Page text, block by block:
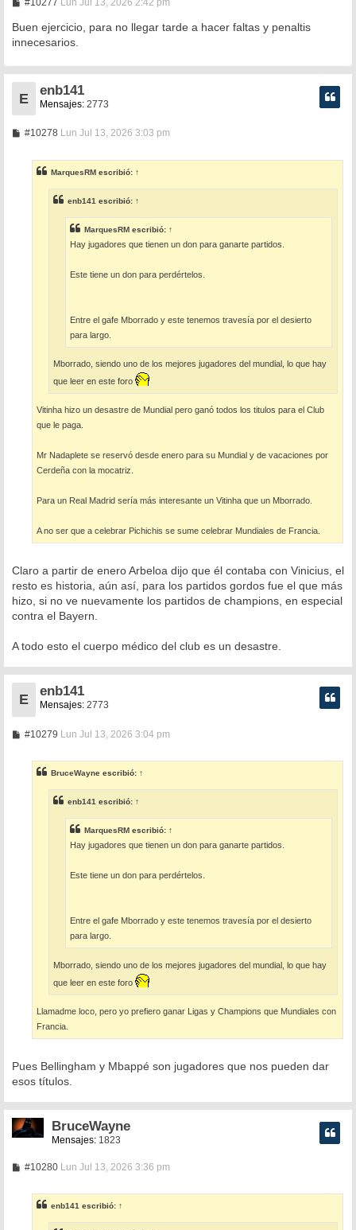
n
s
a
e
Buen ejercicio, para no llegar tarde a hacer faltas y penaltis
innecesarios.
E
enb141
Mensajes: 2773
#10278M
a
j
e
Lun Jul 13, 2026 3:03 pm
MarquesRM escribió: ↑
enb141 escribió: ↑
MarquesRM escribió: ↑
Hay jugadores que tienen un don para ganarte partidos.
Este tiene un don para perdértelos.
Entre el gafe Mborrado y este tenemos travesía por el desierto
para largo.
Mborrado, siendo uno de los mejores jugadores del mundial, lo que hay
que leer en este foro
Vitinha hizo un desastre de Mundial pero ganó todos los titulos para el Club
que le paga.
Mr Nadaplete se reservó desde enero para su Mundial y de vacaciones por
Cerdeña con la mocatriz.
Para un Real Madrid sería más interesante un Vitinha que un Mborrado.
A no ser que a celebrar Pichichis se sume celebrar Mundiales de Francia.
Claro a partir de enero Arbeloa dijo que él contaba con Vinicius, el
resto es historia, aún así, para los partidos gordos fue el que más
hizo, si no ve nuevamente los partidos de champions, en especial
contra el Bayern.
A todo esto el cuerpo médico del club es un desastre.
E
enb141
Mensajes: 2773
#10279M
a
j
e
Lun Jul 13, 2026 3:04 pm
BruceWayne escribió: ↑
enb141 escribió: ↑
MarquesRM escribió: ↑
Hay jugadores que tienen un don para ganarte partidos.
Este tiene un don para perdértelos.
Entre el gafe Mborrado y este tenemos travesía por el desierto
para largo.
Mborrado, siendo uno de los mejores jugadores del mundial, lo que hay
que leer en este foro
Llamadme loco, pero yo prefiero ganar Ligas y Champions que Mundiales con
Francia.
Pues Bellingham y Mbappé son jugadores que nos pueden dar
esos títulos.
BruceWayne
Mensajes: 1823
#10280M
a
j
Lun Jul 13, 2026 3:36 pm
enb141 escribió: ↑